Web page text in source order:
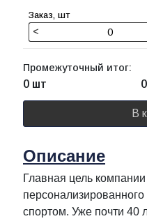
<
Промежуточный итог:
0 шт
В
Описание
Главная цель
спортом. Уже почти 40